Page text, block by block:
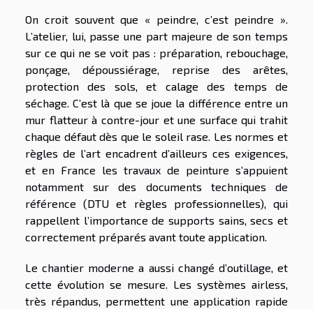
On croit souvent que « peindre, c’est peindre ».
L’atelier, lui, passe une part majeure de son temps
sur ce qui ne se voit pas : préparation, rebouchage,
ponçage, dépoussiérage, reprise des arêtes,
protection des sols, et calage des temps de
séchage. C’est là que se joue la différence entre un
mur flatteur à contre-jour et une surface qui trahit
chaque défaut dès que le soleil rase. Les normes et
règles de l’art encadrent d’ailleurs ces exigences,
et en France les travaux de peinture s’appuient
notamment sur des documents techniques de
référence (DTU et règles professionnelles), qui
rappellent l’importance de supports sains, secs et
correctement préparés avant toute application.
Le chantier moderne a aussi changé d’outillage, et
cette évolution se mesure. Les systèmes airless,
très répandus, permettent une application rapide